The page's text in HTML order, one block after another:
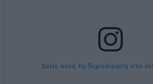
Δείτε αυτή τη δημοσίευση στο